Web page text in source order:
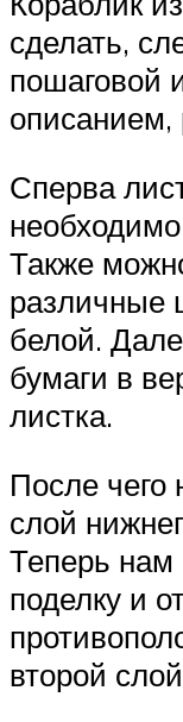
сделать,
пошаговой
Сперва
Также
различные
белой.
бумаги в
листка.
После чего
слой
Теперь нам
поделку и
второй